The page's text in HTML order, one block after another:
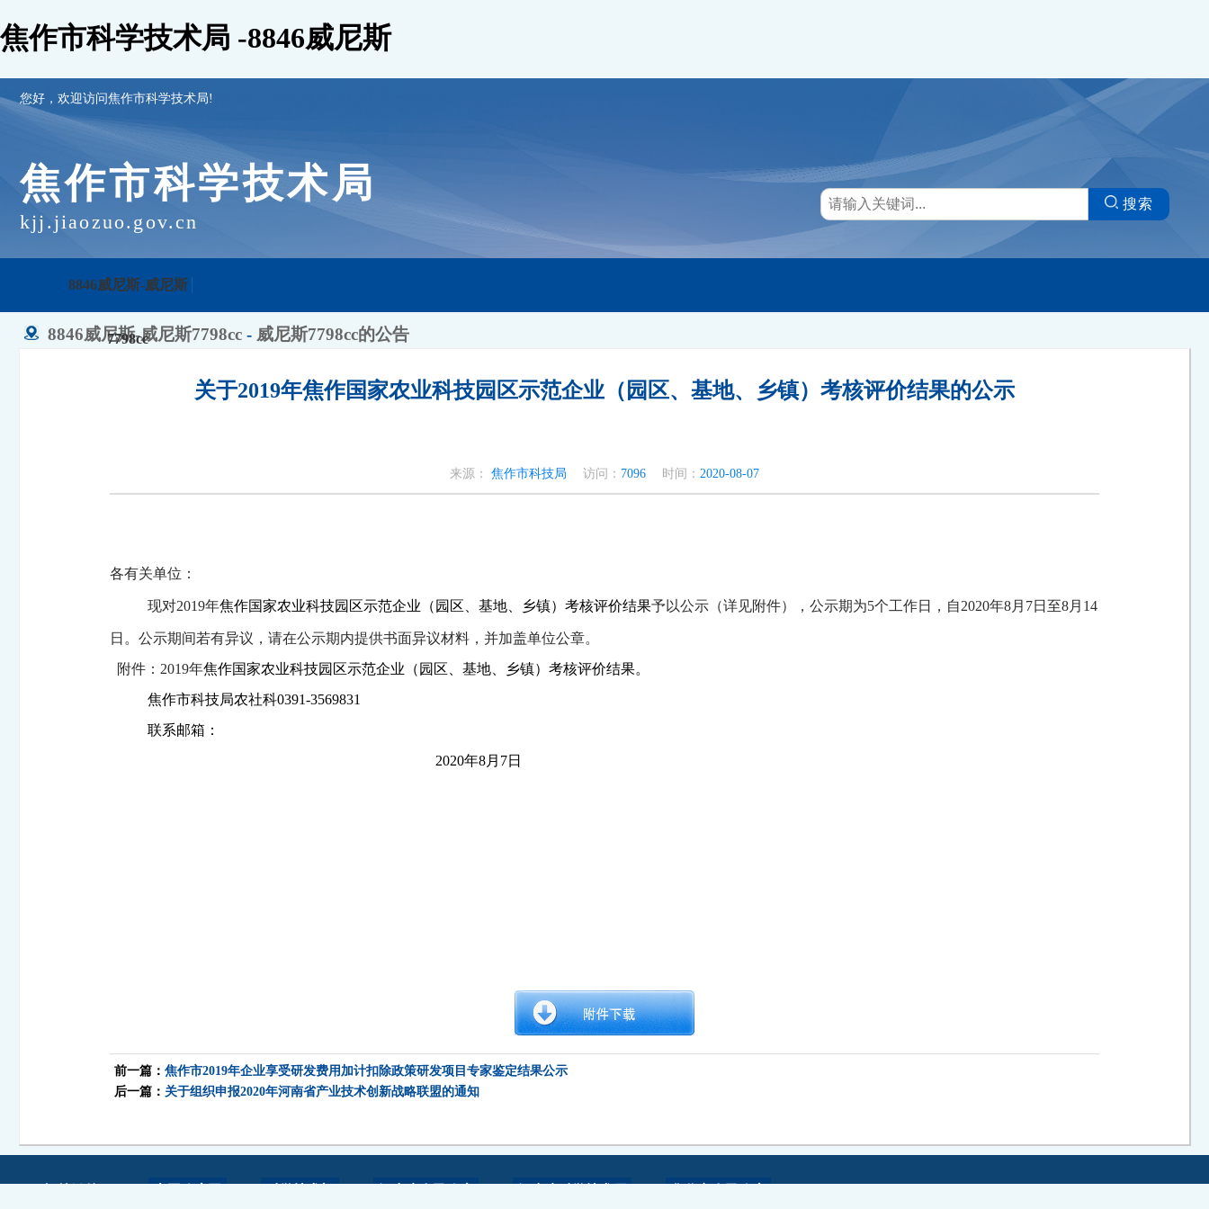
焦作市科学技术局 -8846威尼斯
您好，欢迎访问焦作市科学技术局!
焦作市科学技术局
kjj.jiaozuo.gov.cn
搜索
8846威尼斯-威尼斯
7798cc
8846威尼斯-威尼斯7798cc - 威尼斯7798cc的公告
关于2019年焦作国家农业科技园区示范企业（园区、基地、乡镇）考核评价结果的公示
来源： 焦作市科技局 访问： 7096时间： 2020-08-07
各有关单位：
现对2019年焦作国家农业科技园区示范企业（园区、基地、乡镇）考核评价结果予以公示（详见附件），公示期为5个工作日，自2020年8月 7日至8月 14
日。公示期间若有异议，请在公示期内提供书面异议材料，并加盖单位公章。
附件： 2019年焦作国家农业科技园区示范企业（园区、基地、乡镇）考核评价结果。
焦作市科技局农社科0391-3569831
联系邮箱：
2020年8月 7日
前一篇： 焦作市2019年企业享受研发费用加计扣除政策研发项目专家鉴定结果公示
后一篇： 关于组织申报2020年河南省产业技术创新战略联盟的通知